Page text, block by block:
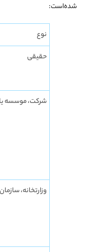
شده‌است:
نوع
حقیقی
شرکت، موسسه
وزارتخانه،